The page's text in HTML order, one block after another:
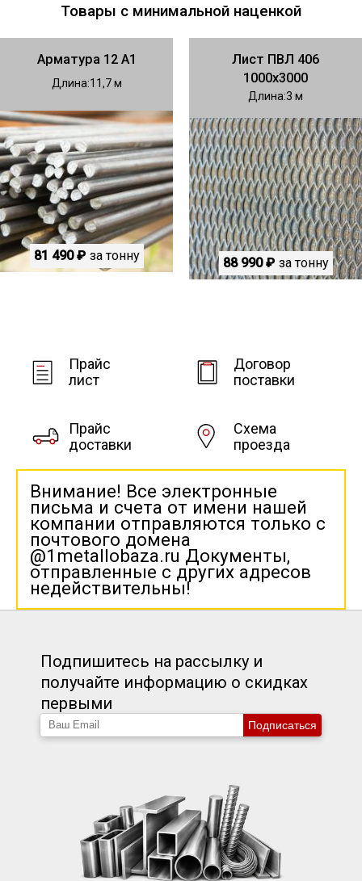
Товары с минимальной наценкой
Арматура 12 А1
Длина 11,7
81 490 ₽ за тонну
Лист ПВЛ 406
1000х3000
Длина 3
88 990 ₽ за тонну
Прайс
лист
Договор
поставки
Прайс
доставки
Схема
проезда
Внимание! Все электронные
письма и счета от имени нашей
компании отправляются только с
почтового домена
@1metallobaza.ru Документы,
отправленные с других адресов
недействительны!
Подпишитесь на рассылку и
получайте информацию о скидках
первыми
Подписаться